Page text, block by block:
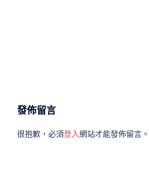
發佈留言
很抱歉，必須登入網站才能發佈留言。